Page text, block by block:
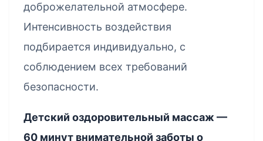
доброжелательной атмосфере.
Интенсивность воздействия
подбирается индивидуально, с
соблюдением всех требований
безопасности.
Детский оздоровительный массаж —
60 минут внимательной заботы о